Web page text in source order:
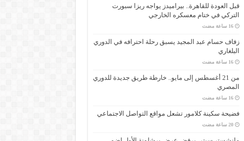
قبل العودة للقاهرة.. بيراميدز يواجه ريزا سبورت
التركي في ختام معسكره الخارجي
‏16 ساعة مضت
زفاف حسام عبد المجيد يسبق رحلة احترافه في الدوري
البلغاري
‏16 ساعة مضت
من 21 أغسطس إلى مايو.. خارطة طريق جديدة للدوري
المصري
‏16 ساعة مضت
فضيحة سكينة كلامور تشعل مواقع التواصل الاجتماعي
‏20 ساعة مضت